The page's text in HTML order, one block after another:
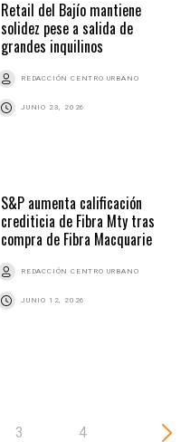
Retail del Bajío mantiene
solidez pese a salida de
grandes inquilinos
REDACCIÓN CENTRO URBANO
JUNIO 23, 2026
S&P aumenta calificación
crediticia de Fibra Mty tras
compra de Fibra Macquarie
REDACCIÓN CENTRO URBANO
JUNIO 12, 2026
3 4